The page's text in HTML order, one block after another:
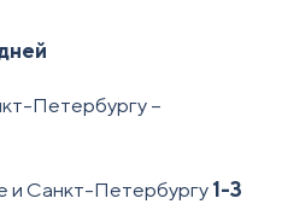
Петербургу –
и Санкт-Петербургу 1-3